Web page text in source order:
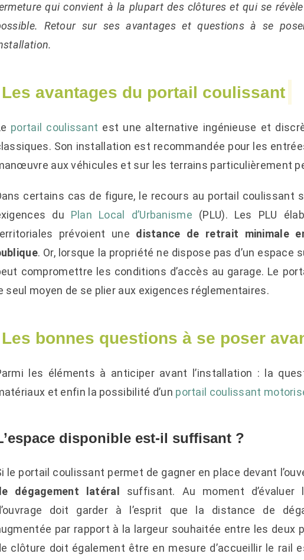
qui convient à la plupart des clôtures et qui se
Retour sur ses avantages et questions à se
Les avantages du portail coulissant
portail coulissant est une alternative ingénieuse et
Son installation est recommandée pour les
aux véhicules et sur les terrains particulièrement
certains cas de figure, le recours au portail coulissant
du Plan Local d’Urbanisme (PLU). Les PLU
prévoient une distance de retrait minimale
. Or, lorsque la propriété ne dispose pas d’un espace
compromettre les conditions d’accès au garage. Le
seul moyen de se plier aux exigences réglementaires.
Les bonnes questions à se poser
les éléments à anticiper avant l’installation : la
et enfin la possibilité d’un portail coulissant
disponible est-il suffisant ?
le portail coulissant permet de gagner en place devant
dégagement latéral suffisant. Au moment
doit garder à l’esprit que la distance de
par rapport à la largeur souhaitée entre les deux
clôture doit également être en mesure d’accueillir le rail